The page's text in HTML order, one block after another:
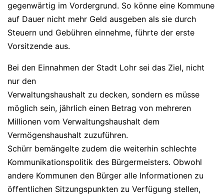
gegenwärtig im Vordergrund. So könne eine Kommune
auf Dauer nicht mehr Geld ausgeben als sie durch
Steuern und Gebühren einnehme, führte der erste
Vorsitzende aus.
Bei den Einnahmen der Stadt Lohr sei das Ziel, nicht
nur den
Verwaltungshaushalt zu decken, sondern es müsse
möglich sein, jährlich einen Betrag von mehreren
Millionen vom Verwaltungshaushalt dem
Vermögenshaushalt zuzuführen.
Schürr bemängelte zudem die weiterhin schlechte
Kommunikationspolitik des Bürgermeisters. Obwohl
andere Kommunen den Bürger alle Informationen zu
öffentlichen Sitzungspunkten zu Verfügung stellen,